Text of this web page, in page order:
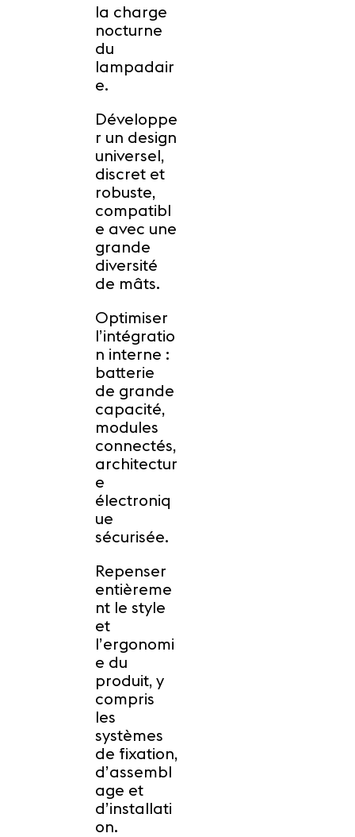
la charge
nocturne
du
lampadair
e.
Développe
r un design
universel,
discret et
robuste,
compatibl
e avec une
grande
diversité
de mâts.
Optimiser
l’intégratio
n interne :
batterie
de grande
capacité,
modules
connectés,
architectur
e
électroniq
ue
sécurisée.
Repenser
entièreme
nt le style
et
l’ergonomi
e du
produit, y
compris
les
systèmes
de fixation,
d’assembl
age et
d’installati
on.